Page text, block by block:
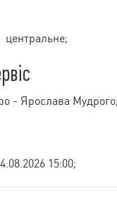
центральне;
- Ярослава Мудрого;
15:00;